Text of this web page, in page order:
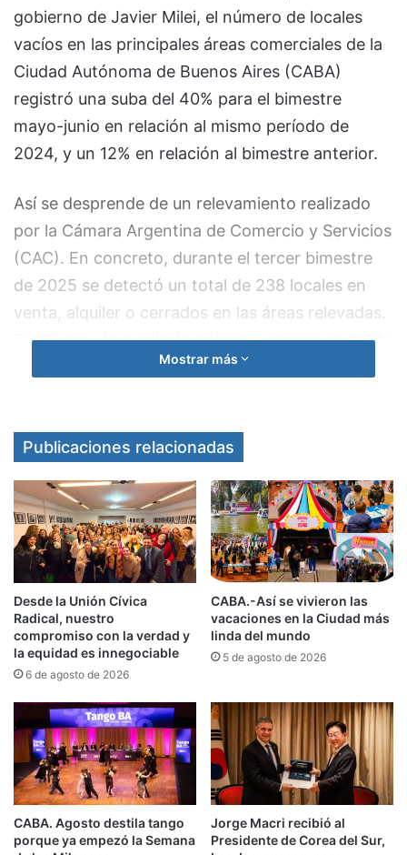
gobierno de Javier Milei, el número de locales
vacíos en las principales áreas comerciales de la
Ciudad Autónoma de Buenos Aires (CABA)
registró una suba del 40% para el bimestre
mayo-junio en relación al mismo período de
2024, y un 12% en relación al bimestre anterior.
Así se desprende de un relevamiento realizado
por la Cámara Argentina de Comercio y Servicios
(CAC). En concreto, durante el tercer bimestre
de 2025 se detectó un total de 238 locales en
venta, alquiler o cerrados en las áreas relevadas.
Respecto a la medición anterior, correspondiente
a marzo-abril de 2025, se detectó un aumento
y venta (es decir, los ofrecidos) se observa que
en alquiler hubo una baja (de los locales vacíos)
de 4,3% comparado con el período anterior
(marzo-abril), y con respecto a mayo-junio de
2024, hubo un aumento de 18,9%. En lo que
refiere a locales en venta no hubo
modificaciones en relación al bimestre anterior
mayo-junio de 2024.
De acuerdo a la medición de la CAC realizada
desde 2014, que incluyó a las principales arterias
comerciales porteñas, se registraron retrocesos
bimestrales en la Av. Córdoba (4000-5300), en
Mostrar más
Publicaciones relacionadas
Desde la Unión Cívica
Radical, nuestro
compromiso con la verdad y
la equidad es innegociable
6 de agosto de 2026
CABA.-Así se vivieron las
vacaciones en la Ciudad más
linda del mundo
5 de agosto de 2026
CABA. Agosto destila tango
porque ya empezó la Semana
Jorge Macri recibió al
Presidente de Corea del Sur,